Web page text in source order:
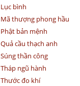
Lục bình
Mã thượng phong hầu
Phật bản mệnh
Quả cầu thạch anh
Súng thần công
Tháp ngũ hành
Thước đo khí